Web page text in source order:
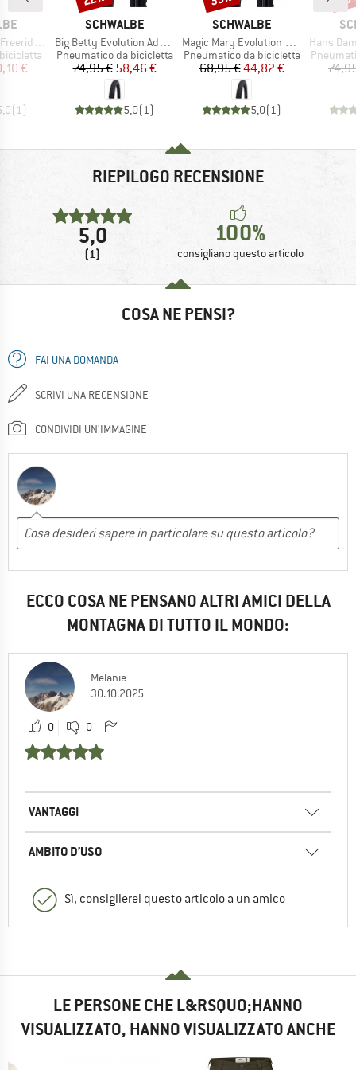
584 AV 21F
ridotto
€
(1)
MARCHIO
SCHWALBE
Articolo
Big Betty Evolution AddixSoft SuperGravity 29'' (62-622) TLE E-50
Gruppo di prodotti
Pneumatico da bicicletta
Prezzo
74,95 € Prezzo ridotto
58,46 €
5,0(1)
MARCHIO
SCHWALBE
Articolo
Magic Mary Evolution AddixSoft SuperTrail 27,5'' (62-584) TLE E-50
Gruppo di prodotti
Pneumatico da bicicletta
Prezzo
68,95 €Prezzo ridotto
44,82 €
5,0(1)
Articolo
Hans Dampf Evolution
Gruppo
RIEPILOGO RECENSIONE
5,0
(1)
100%
consigliano questo articolo
COSA NE PENSI?
FAI UNA DOMANDA
SCRIVI UNA RECENSIONE
CONDIVIDI UN'IMMAGINE
ECCO COSA NE PENSANO ALTRI AMICI DELLA
MONTAGNA DI TUTTO IL MONDO:
Melanie
30.10.2025
0 0
VANTAGGI
AMBITO D’USO
Sì, consiglierei questo articolo a un amico
LE PERSONE CHE L&RSQUO;HANNO
VISUALIZZATO, HANNO VISUALIZZATO ANCHE